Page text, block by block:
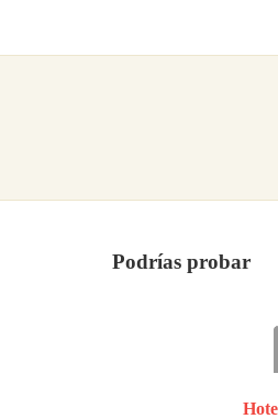
Podrías probar